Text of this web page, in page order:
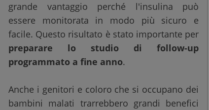
grande vantaggio perché l'insulina può
essere monitorata in modo più sicuro e
facile. Questo risultato è stato importante per
preparare lo studio di follow-up
programmato a fine anno.
Anche i genitori e coloro che si occupano dei
bambini malati trarrebbero grandi benefici